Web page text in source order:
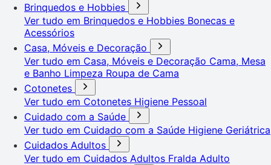
Brinquedos e Hobbies
Ver tudo em Brinquedos e Hobbies Bonecas e
Acessórios
Casa, Móveis e Decoração
Ver tudo em Casa, Móveis e Decoração Cama, Mesa
e Banho Limpeza Roupa de Cama
Cotonetes
Ver tudo em Cotonetes Higiene Pessoal
Cuidado com a Saúde
Ver tudo em Cuidado com a Saúde Higiene Geriátrica
Cuidados Adultos
Ver tudo em Cuidados Adultos Fralda Adulto